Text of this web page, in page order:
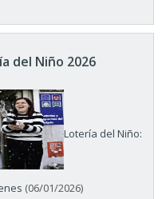
del Niño 2026
Lotería del Niño:
(06/01/2026)